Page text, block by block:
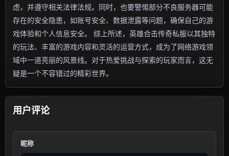
虑，并遵守相关法律法规。同时，也要警惕部分不良服务器可能
存在的安全隐患，如账号安全、数据泄露等问题，确保自己的游
戏体验和个人信息安全。 综上所述，英雄合击传奇私服以其独特
的玩法、丰富的游戏内容和灵活的运营方式，成为了网络游戏领
域中一道亮丽的风景线。对于热爱挑战与探索的玩家而言，这无
疑是一个不容错过的精彩世界。
用户评论
昵称